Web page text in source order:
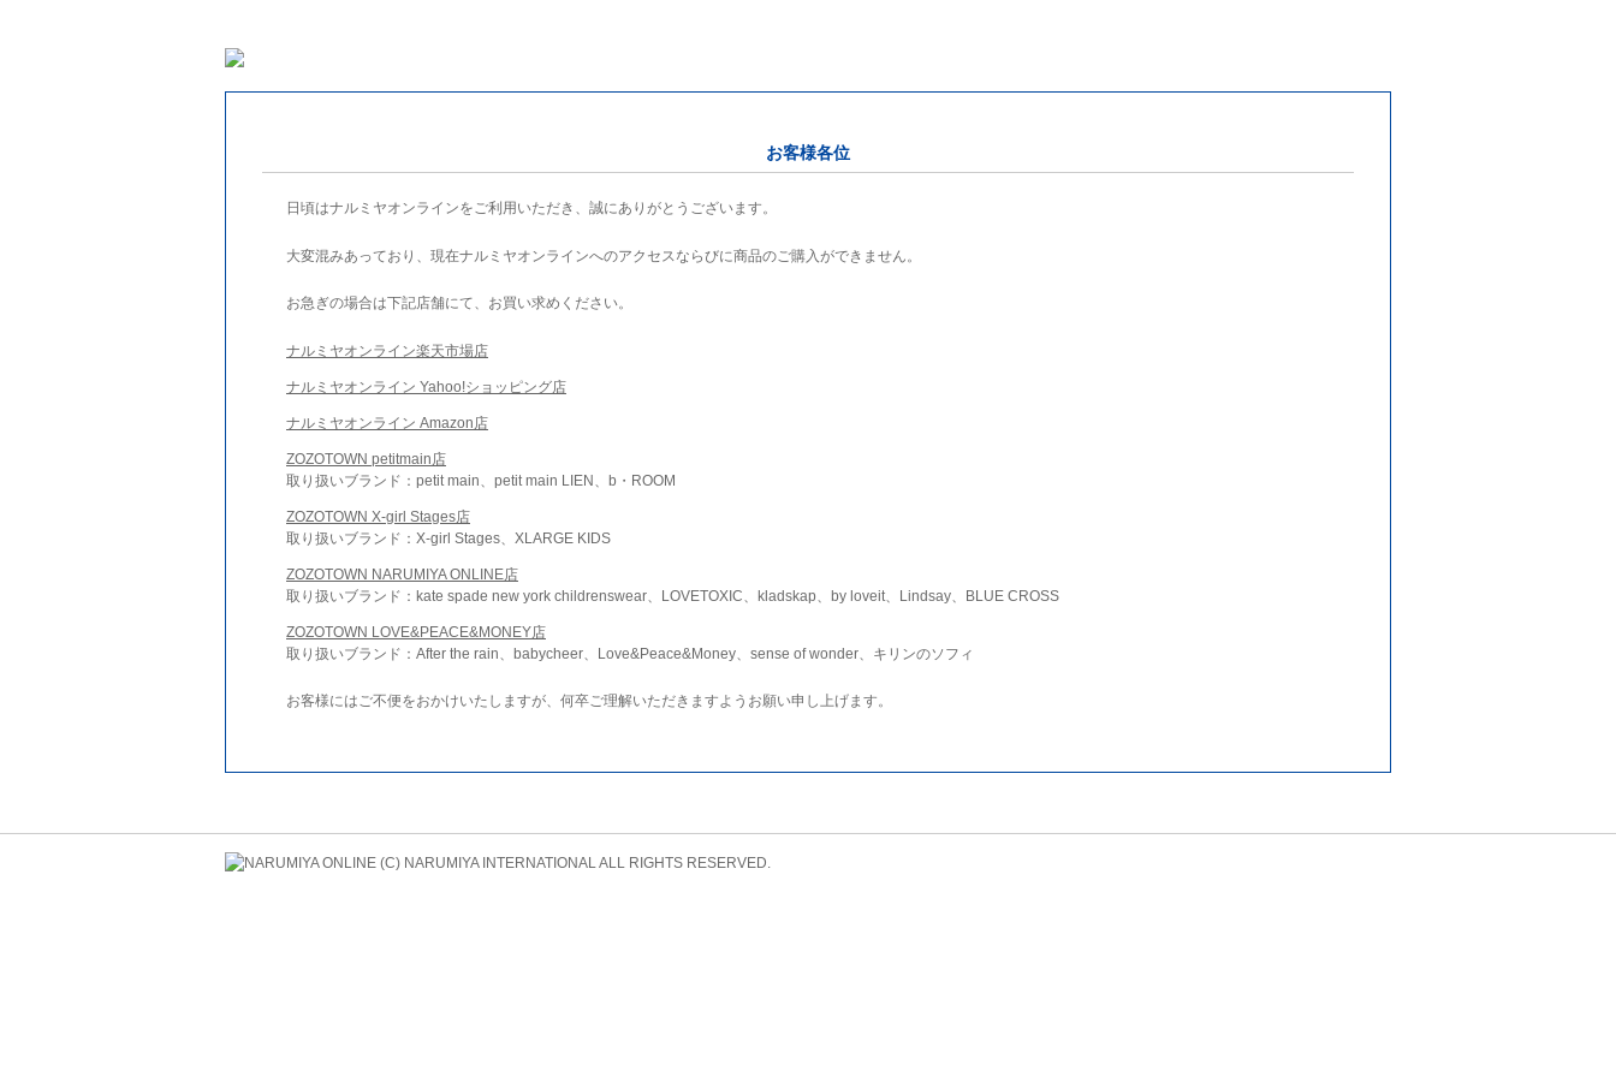
お客様各位
日頃はナルミヤオンラインをご利用いただき、誠にありがとうございます。
大変混みあっており、現在ナルミヤオンラインへのアクセスならびに商品のご購入ができません。
お急ぎの場合は下記店舗にて、お買い求めください。
ナルミヤオンライン楽天市場店
ナルミヤオンライン Yahoo!ショッピング店
ナルミヤオンライン Amazon店
ZOZOTOWN petitmain店
取り扱いブランド：petit main、petit main LIEN、b・ROOM
ZOZOTOWN X-girl Stages店
取り扱いブランド：X-girl Stages、XLARGE KIDS
ZOZOTOWN NARUMIYA ONLINE店
取り扱いブランド：kate spade new york childrenswear、LOVETOXIC、kladskap、by loveit、Lindsay、BLUE CROSS
ZOZOTOWN LOVE&PEACE&MONEY店
取り扱いブランド：After the rain、babycheer、Love&Peace&Money、sense of wonder、キリンのソフィ
お客様にはご不便をおかけいたしますが、何卒ご理解いただきますようお願い申し上げます。